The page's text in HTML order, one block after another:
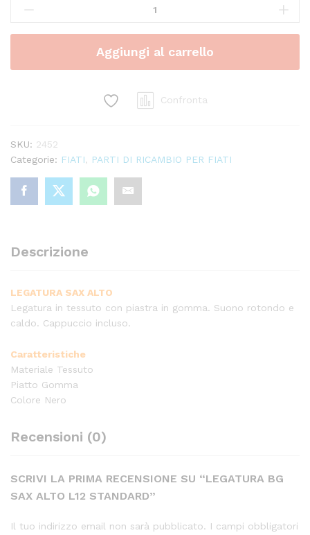
Alto
Standard
Aggiungi al carrello
Confronta
SKU: 2452
Categorie: FIATI PARTI DI RICAMBIO PER FIATI
Descrizione
LEGATURA SAX ALTO
Legatura in tessuto con piastra in gomma. Suono rotondo e
caldo. Cappuccio incluso.
Caratteristiche
Materiale Tessuto
Piatto Gomma
Colore Nero
Recensioni (0)
SCRIVI LA PRIMA RECENSIONE SU “LEGATURA BG
SAX ALTO L12 STANDARD”
Il tuo indirizzo email non sarà pubblicato. I campi obbligatori